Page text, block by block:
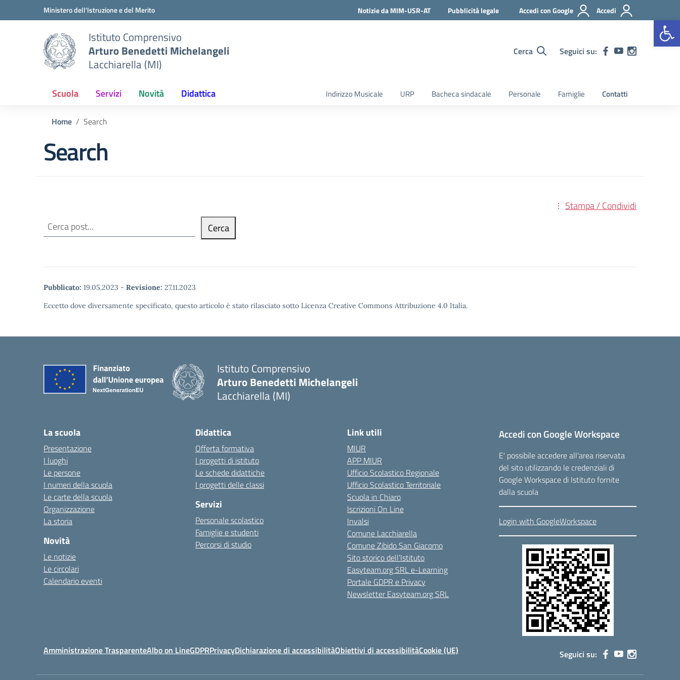
Vai ai contenuti
Vai al menu di navigazioneMinistero dell'Istruzione e del Merito Notizie da MIM-USR-AT Pubblicità legale Accedi con Google Accedi
Istituto Comprensivo
Arturo Benedetti Michelangeli
Lacchiarella (MI)
Cerca Seguici su:
Scuola Servizi Novità Didattica Indirizzo Musicale URP Bacheca sindacale Personale Famiglie Contatti
Home Search
Search
Stampa / Condividi
Cerca
Cerca
Pubblicato: 19.05.2023 - Revisione: 27.11.2023
Eccetto dove diversamente specificato, questo articolo è stato rilasciato sotto Licenza Creative Commons Attribuzione 4.0 Italia.
Istituto Comprensivo
Arturo Benedetti Michelangeli
Lacchiarella (MI)
La scuola
Presentazione
I luoghi
Le persone
I numeri della scuola
Le carte della scuola
Organizzazione
La storia
Novità
Le notizie
Le circolari
Calendario eventi
Didattica
Offerta formativa
I progetti di istituto
Le schede didattiche
I progetti delle classi
Servizi
Personale scolastico
Famiglie e studenti
Percorsi di studio
Link utili
MIUR
APP MIUR
Ufficio Scolastico Regionale
Ufficio Scolastico Territoriale
Scuola in Chiaro
Iscrizioni On Line
Invalsi
Comune Lacchiarella
Comune Zibido San Giacomo
Sito storico dell’Istituto
Easyteam.org SRL e-Learning
Portale GDPR e Privacy
Newsletter Easyteam.org SRL
Accedi con Google Workspace
E' possibile accedere all'area riservata
del sito utilizzando le credenziali di
Google Workspace di Istituto fornite
dalla scuola
Login with GoogleWorkspace
Amministrazione TrasparenteAlbo on LineGDPRPrivacyDichiarazione di accessibilitàObiettivi di accessibilitàCookie (UE) Seguici su: